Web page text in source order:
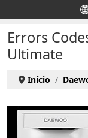
Escolha o seu
Errors
Ultimate
Início